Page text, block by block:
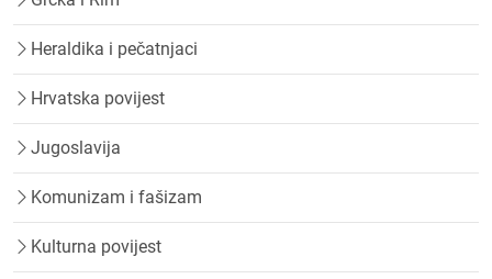
Heraldika i pečatnjaci
Hrvatska povijest
Jugoslavija
Komunizam i fašizam
Kulturna povijest